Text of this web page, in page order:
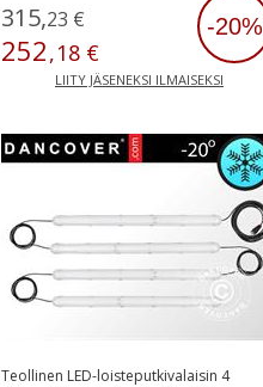
-20%
LIITY JÄSENEKSI ILMAISEKSI
315,23 €
252,18 €
Teollinen LED-loisteputkivalaisin 4